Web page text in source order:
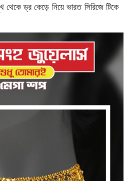
থেকে ড্র কেড়ে নিয়ে ভারত সিরিজে টিকে